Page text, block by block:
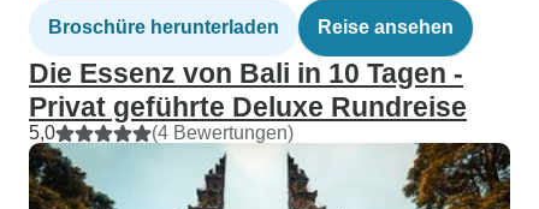
Broschüre herunterladen Reise ansehen
Die Essenz von Bali in 10 Tagen -
Privat geführte Deluxe Rundreise
5,0 (4 Bewertungen)